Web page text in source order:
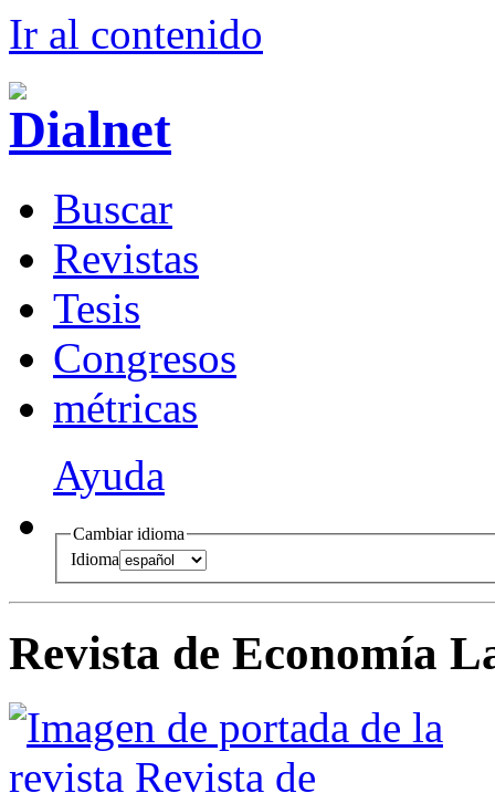
Ir al contenido
Buscar
Revistas
Tesis
Congresos
métricas
Ayuda
Cambiar idioma
Idioma
Revista de Economía